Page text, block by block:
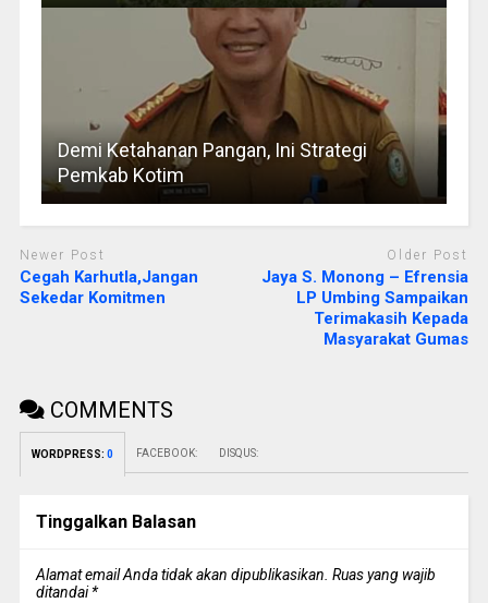
Demi Ketahanan Pangan, Ini Strategi
Pemkab Kotim
Newer Post
Cegah Karhutla,Jangan
Sekedar Komitmen
Older Post
Jaya S. Monong – Efrensia
LP Umbing Sampaikan
Terimakasih Kepada
Masyarakat Gumas
COMMENTS
WORDPRESS: 0 FACEBOOK: DISQUS:
Tinggalkan Balasan
Alamat email Anda tidak akan dipublikasikan. Ruas yang wajib
ditandai*